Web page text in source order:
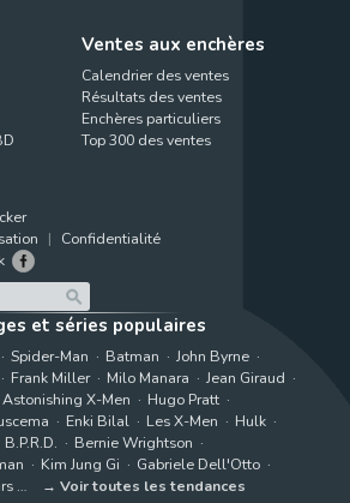
Ventes aux enchères
Calendrier des ventes
Résultats des ventes
Enchères particuliers
Top 300 des ventes
Confidentialité
et séries populaires
Spider-Man Batman
John Byrne
Frank Miller Milo Manara
Jean Giraud
Astonishing X-Men
Hugo Pratt
Enki Bilal Les X-Men
Hulk
B.P.R.D.
Bernie Wrightson
Kim Jung Gi
Gabriele Dell'Otto
Voir toutes les tendances